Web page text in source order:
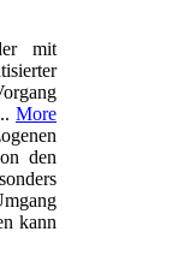
mit
More
den
kann